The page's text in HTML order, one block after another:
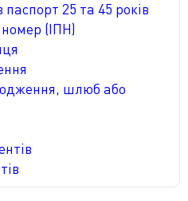
несудимість
25 та 45 років
(ІПН)
шлюб або